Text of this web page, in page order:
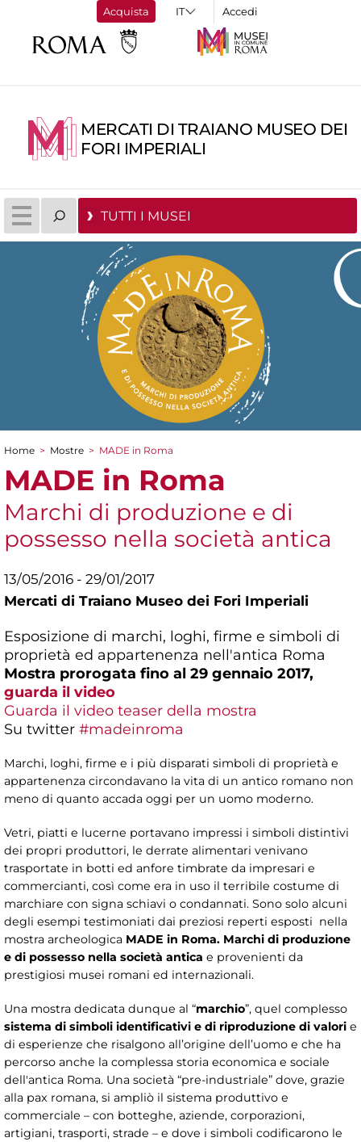
Acquista Accedi
MERCATI DI TRAIANO MUSEO DEI
FORI IMPERIALI
TUTTI I MUSEI
Tu sei qui
Home > Mostre > MADE in Roma
MADE in Roma
Marchi di produzione e di
possesso nella società antica
13/05/2016 - 29/01/2017
Mercati di Traiano Museo dei Fori Imperiali
Esposizione di marchi, loghi, firme e simboli di
proprietà ed appartenenza nell'antica Roma
Mostra prorogata fino al 29 gennaio 2017,
guarda il video
Guarda il video teaser della mostra
Su twitter #madeinroma
Marchi, loghi, firme e i più disparati simboli di proprietà e
appartenenza circondavano la vita di un antico romano non
meno di quanto accada oggi per un uomo moderno.
Vetri, piatti e lucerne portavano impressi i simboli distintivi
dei propri produttori, le derrate alimentari venivano
trasportate in botti ed anfore timbrate da impresari e
commercianti, così come era in uso il terribile costume di
marchiare con signa schiavi o condannati. Sono solo alcuni
degli esempi testimoniati dai preziosi reperti esposti nella
mostra archeologica MADE in Roma. Marchi di produzione
e di possesso nella società antica e provenienti da
prestigiosi musei romani ed internazionali.
Una mostra dedicata dunque al “marchio”, quel complesso
sistema di simboli identificativi e di riproduzione di valori e
di esperienze che risalgono all’origine dell’uomo e che ha
percorso anche la complessa storia economica e sociale
dell'antica Roma. Una società “pre-industriale” dove, grazie
alla pax romana, si ampliò il sistema produttivo e
commerciale – con botteghe, aziende, corporazioni,
artigiani, trasporti, strade – e dove i simboli codificarono le